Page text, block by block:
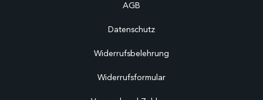
AGB
Datenschutz
Widerrufsbelehrung
Widerrufsformular